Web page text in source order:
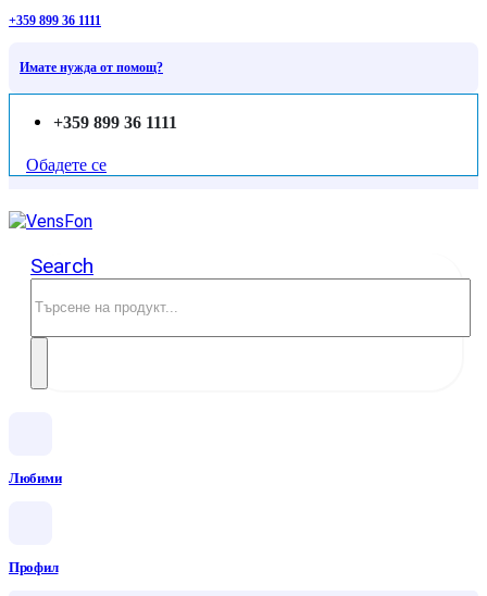
+359 899 36 1111
Имате нужда от помощ?
+359 899 36 1111
Обадете се
Search
Любими
Профил